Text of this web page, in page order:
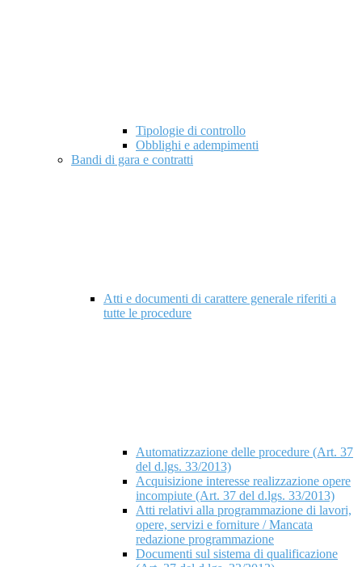
Tipologie di controllo
Obblighi e adempimenti
Bandi di gara e contratti
Atti e documenti di carattere generale riferiti a
tutte le procedure
Automatizzazione delle procedure (Art. 37
del d.lgs. 33/2013)
Acquisizione interesse realizzazione opere
incompiute (Art. 37 del d.lgs. 33/2013)
Atti relativi alla programmazione di lavori,
opere, servizi e forniture / Mancata
redazione programmazione
Documenti sul sistema di qualificazione